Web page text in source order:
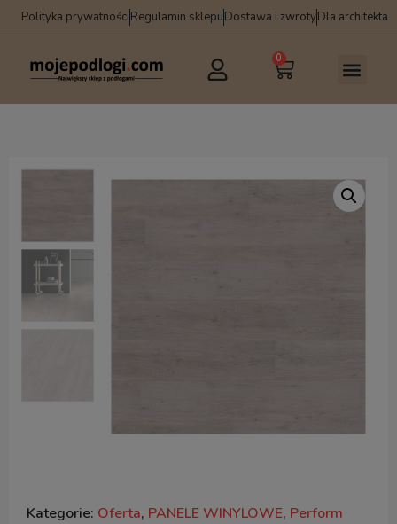
Polityka prywatnościRegulamin sklepuDostawa i zwrotyDla architekta
0
Kategorie: Oferta, PANELE WINYLOWE, Perform